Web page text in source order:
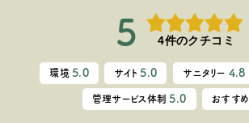
5 4件のクチコミ
環境 5.0 サイト 5.0 サニタリー 4.8
管理サービス体制 5.0 おすすめ